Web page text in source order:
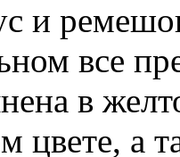
и
все
в
цвете, а